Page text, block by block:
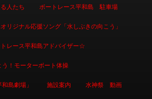
人たち ボートレース平和島 駐車場
リジナル応援ソング「水しぶきの向こう」
レース平和島アドバイザー☆
！モーターボート体操
島劇場」 施設案内 水神祭 動画